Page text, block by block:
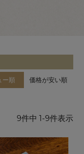
ー順 価格が安い順
9件中 1-9件表示